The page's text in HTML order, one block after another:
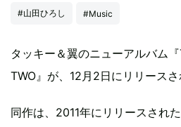
#山田ひろし #Music
タッキー＆翼のニューアルバム
TWO』が、12月2日にリリースさ
同作は、2011年にリリースされ